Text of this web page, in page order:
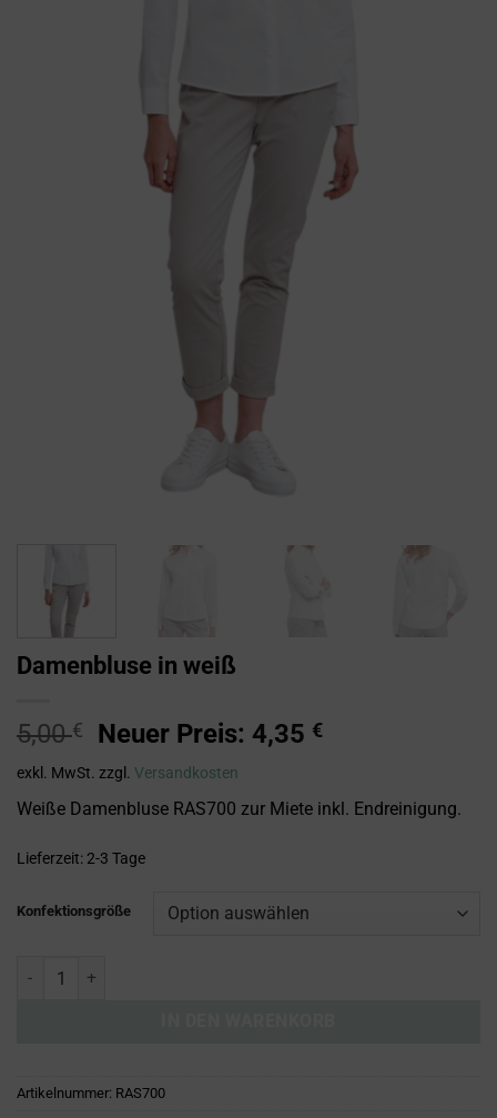
Damenbluse in weiß
5,00€
Ursprünglicher
Preis
war:
5,00 €
Neuer Preis: 4,35 €Aktueller
4,35 €.
exkl. MwSt. zzgl. Versandkosten
Weiße Damenbluse RAS700 zur Miete inkl. Endreinigung.
Lieferzeit: 2-3 Tage
Konfektionsgröße
Damenbluse in weiß Menge
Artikelnummer: RAS700